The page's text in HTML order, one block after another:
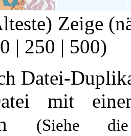
Zeige
| 250 | 500)
Datei-
mit
(Siehe